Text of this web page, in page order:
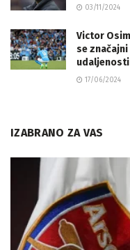
03/11/2024
Victor
se
udaljenosti
17/06/2024
IZABRANO ZA VAS